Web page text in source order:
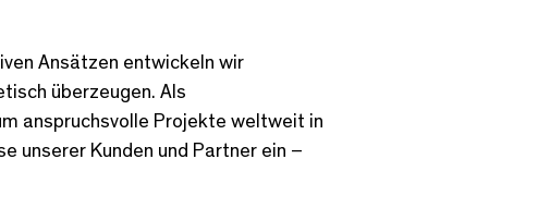
Ansätzen entwickeln wir
überzeugen. Als
anspruchsvolle Projekte weltweit in
unserer Kunden und Partner ein –